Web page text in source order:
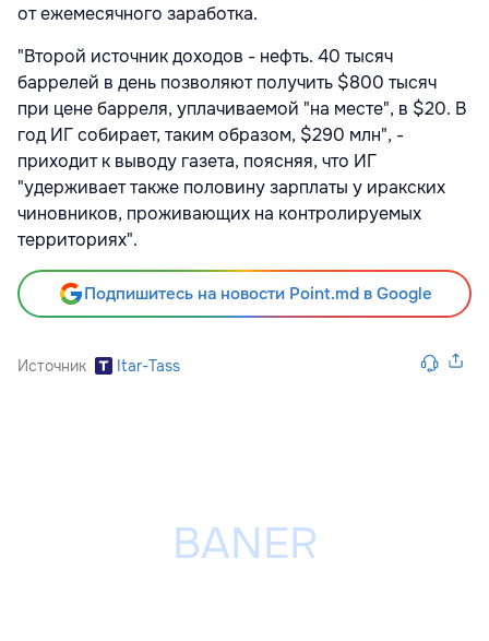
от ежемесячного заработка.
"Второй источник доходов - нефть. 40 тысяч
баррелей в день позволяют получить $800 тысяч
при цене барреля, уплачиваемой "на месте", в $20. В
год ИГ собирает, таким образом, $290 млн", -
приходит к выводу газета, поясняя, что ИГ
"удерживает также половину зарплаты у иракских
чиновников, проживающих на контролируемых
территориях".
Подпишитесь на новости Point.md в Google
Источник Itar-Tass